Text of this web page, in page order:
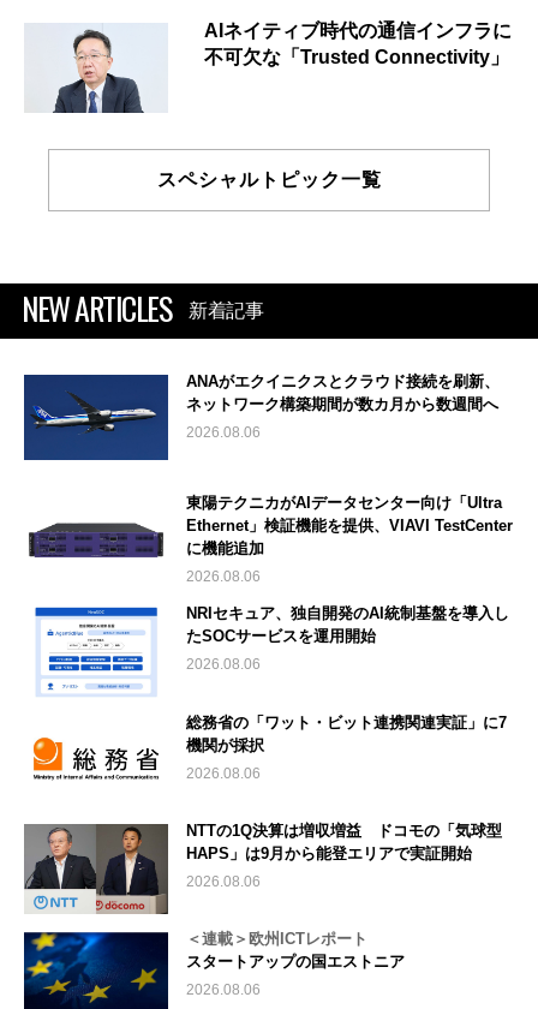
AIネイティブ時代の通信インフラに
不可欠な「Trusted Connectivity」
スペシャルトピック一覧
NEW ARTICLES 新着記事
ANAがエクイニクスとクラウド接続を刷新、
ネットワーク構築期間が数カ月から数週間へ
2026.08.06
東陽テクニカがAIデータセンター向け「Ultra
Ethernet」検証機能を提供、VIAVI TestCenter
に機能追加
2026.08.06
NRIセキュア、独自開発のAI統制基盤を導入し
たSOCサービスを運用開始
2026.08.06
総務省の「ワット・ビット連携関連実証」に7
機関が採択
2026.08.06
NTTの1Q決算は増収増益 ドコモの「気球型
HAPS」は9月から能登エリアで実証開始
2026.08.06
＜連載＞欧州ICTレポート
スタートアップの国エストニア
2026.08.06